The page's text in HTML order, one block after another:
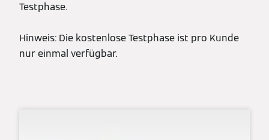
Testphase.
Hinweis: Die kostenlose Testphase ist pro Kunde
nur einmal verfügbar.